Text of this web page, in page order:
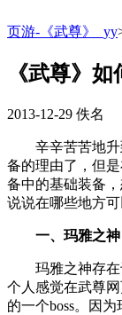
页游-《武尊》_yy
《武尊》
2013-12-29 佚名
辛辛苦苦地升
备的理由了，但
备中的基础装备
说说在哪些地方可
一、玛雅之神
玛雅之神存在
个人感觉在武尊
的一个boss。因